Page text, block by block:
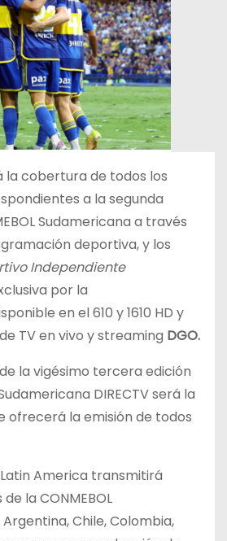
la cobertura de todos los
a la segunda
Sudamericana a través
deportiva, y los
Independiente
por la
en el 610 y 1610 HD y
TV en vivo y streaming DGO.
la vigésimo tercera edición
DIRECTV será la
ofrecerá la emisión de todos
Latin America transmitirá
la CONMEBOL
Chile, Colombia,